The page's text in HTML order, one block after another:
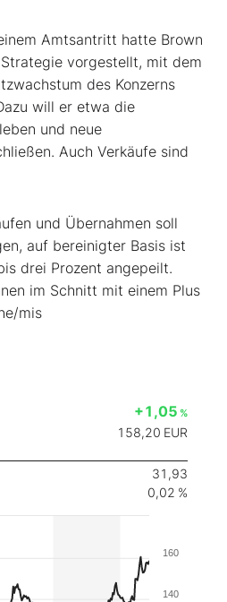
Amtsantritt hatte Brown
vorgestellt, mit dem
des Konzerns
will er etwa die
und neue
Auch Verkäufe sind
und Übernahmen soll
auf bereinigter Basis ist
drei Prozent angepeilt.
im Schnitt mit einem Plus
mis
+1,05 %
158,20 EUR
31,93
0,02 %
140
160